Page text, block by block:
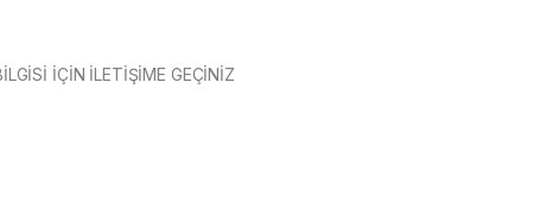
İÇİN İLETİŞİME GEÇİNİZ